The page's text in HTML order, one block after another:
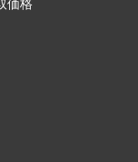
価格